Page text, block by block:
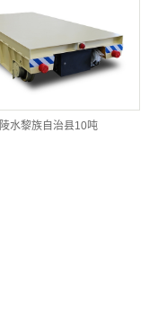
陵水黎族自治县10吨